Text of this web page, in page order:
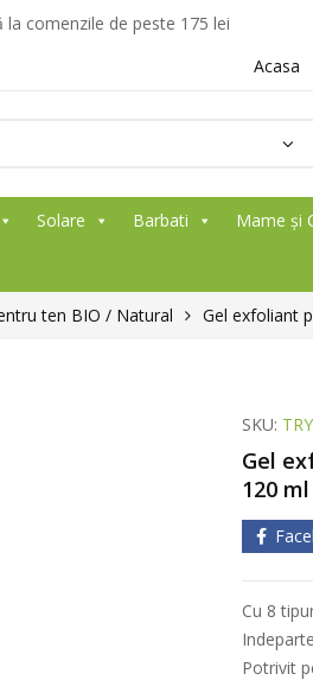
comenzile de peste 175 lei
Acasa
Solare Barbati Mame și
ten BIO / Natural Gel exfoliant
SKU:
Gel
120 ml
Cu 8
Potrivit